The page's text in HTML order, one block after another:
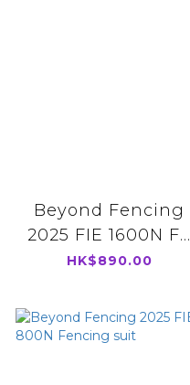
Beyond Fencing
2025 FIE 1600N F...
HK$890.00